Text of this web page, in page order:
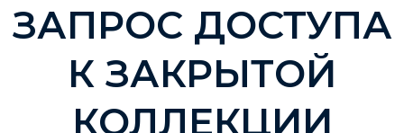
ЗАПРОС ДОСТУПА
К ЗАКРЫТОЙ
КОЛЛЕКЦИИ